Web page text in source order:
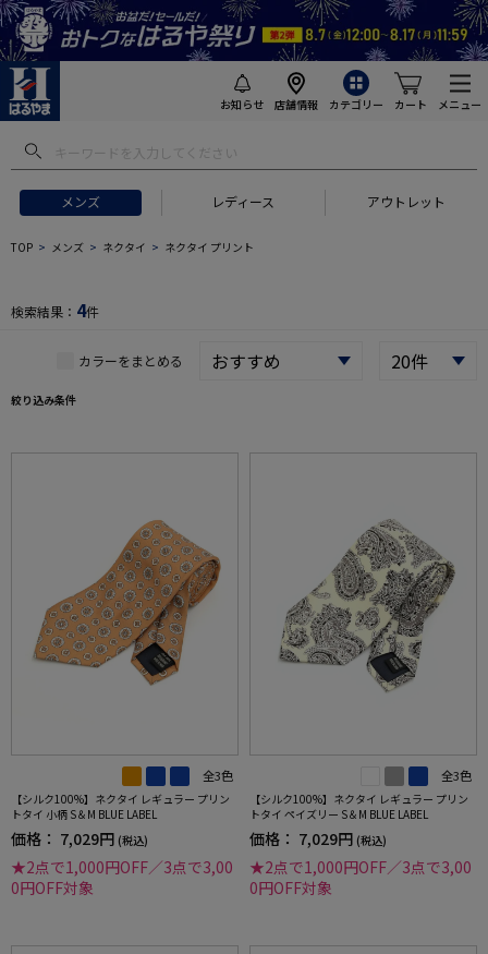
お知らせ 店舗情報 カテゴリー カート メニュー
メンズ レディース アウトレット
フトにおすすめ #セットアップ スーツ
TOP メンズ ネクタイ ネクタイ プリント
検索結果： 4件
カラーをまとめる
絞り込み条件
全3色
【シルク100%】ネクタイ レギュラー プリン
トタイ 小柄 S＆M BLUE LABEL
価格： 7,029円 (税込)
★2点で1,000円OFF／3点で3,00
0円OFF対象
全3色
【シルク100%】ネクタイ レギュラー プリン
トタイ ペイズリー S＆M BLUE LABEL
価格： 7,029円 (税込)
★2点で1,000円OFF／3点で3,00
0円OFF対象